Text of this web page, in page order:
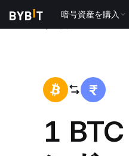
暗号資産を購入
1